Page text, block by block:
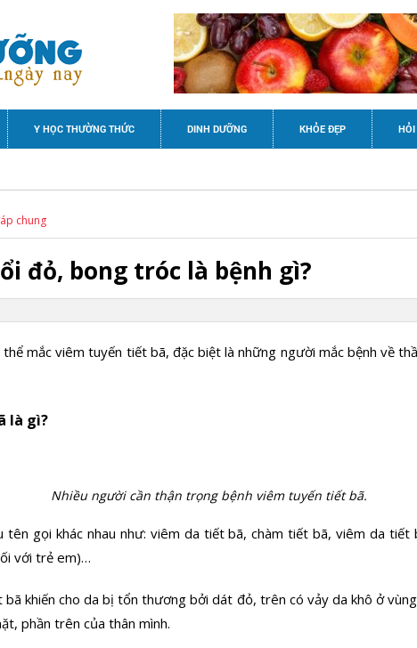
Y HỌC THƯỜNG THỨC DINH DƯỠNG KHỎE ĐẸP
chung
đỏ, bong tróc là bệnh gì?
mắc viêm tuyến tiết bã, đặc biệt là những người mắc bệnh về
là gì?
Nhiều người cần thận trọng bệnh viêm tuyến tiết bã.
tên gọi khác nhau như: viêm da tiết bã, chàm tiết bã, viêm da tiết
với trẻ em)…
bã khiến cho da bị tổn thương bởi dát đỏ, trên có vảy da khô ở
phần trên của thân mình.